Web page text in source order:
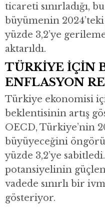
ticareti sınırladığı,
büyümenin 2024’teki
yüzde 3,2’ye
aktarıldı.
TÜRKİYE İÇİN
ENFLASYON
Türkiye ekonomisi
beklentisinin artış
OECD, Türkiye’nin
büyüyeceğini
yüzde 3,2’ye
potansiyelinin
vadede sınırlı bir
gösteriyor.